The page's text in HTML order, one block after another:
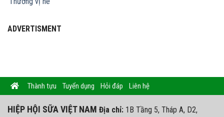
ADVERTISMENT
Thành tựu Tuyển dụng Hỏi đáp Liên hệ
HIỆP HỘI SỮA VIỆT NAM Địa chỉ: 1B Tầng 5, Tháp A, D2,